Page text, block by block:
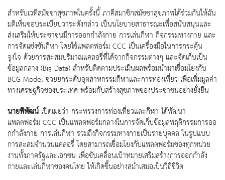
สำหรับเวทีสมัชชาสุขภาพในครั้งนี้ ภาคีสมาชิกสมัชชาสุขภาพได้ร่วมกันให้ฉัน
มติเห็นชอบระเบียบวาระดังกล่าว เป็นนโยบายสาธารณะเพื่อสนับสนุนและ
ส่งเสริมให้ประชาชนมีการออกกำลังกาย การเล่นกีฬา กิจกรรมทางกาย และ
การจัดแข่งขันกีฬา โดยใช้แพลตฟอร์ม CCC เป็นเครื่องมือในการกระตุ้น
จูงใจ ด้วยการสะสมปริมาณแคลอรี่ที่ได้จากกิจกรรมต่างๆ และจัดเก็บเป็น
ข้อมูลกลาง (Big Data) สำหรับติดตามประเมินผลพร้อมนำมาเชื่อมโยงกับ
BCG Model ช่วยยกระดับอุตสาหกรรมกีฬาและการท่องเที่ยว เพื่อเพิ่มมูลค่า
ทางเศรษฐกิจของประเทศ พร้อมกับสร้างสุขภาพของประชาชนอย่างยั่งยืน
นายพิพัฒน์ เปิดเผยว่า กระทรวงการท่องเที่ยวและกีฬา ได้พัฒนา
แพลตฟอร์ม CCC เป็นแพลตฟอร์มกลางในการจัดเก็บข้อมูลพฤติกรรมการออ
กกําลังกาย การเล่นกีฬา รวมถึงกิจกรรมทางกายเป็นรายบุคคล ในรูปแบบ
การสะสมจำนวนแคลอรี่ โดยสามารถเชื่อมโยงกับแพลตฟอร์มของทุกหน่วย
งานทั้งภาครัฐและเอกชน เพื่อขับเคลื่อนเป้าหมายเสริมสร้างการออกกําลัง
กายและเล่นกีฬาของคนไทย ให้เกิดขึ้นอย่างสม่ำเสมอเป็นวิถีชีวิต